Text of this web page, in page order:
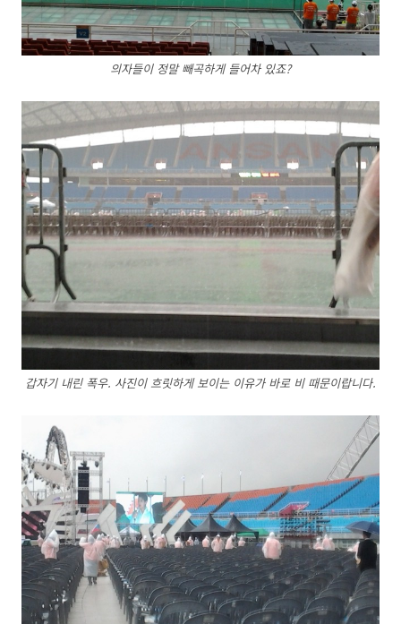
의자들이 정말 빼곡하게 들어차 있죠?
갑자기 내린 폭우. 사진이 흐릿하게 보이는 이유가 바로 비 때문이랍니다.